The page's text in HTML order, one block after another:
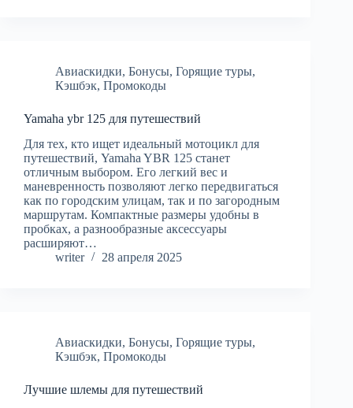
Авиаскидки, Бонусы, Горящие туры,
Кэшбэк, Промокоды
Yamaha ybr 125 для путешествий
Для тех, кто ищет идеальный мотоцикл для
путешествий, Yamaha YBR 125 станет
отличным выбором. Его легкий вес и
маневренность позволяют легко передвигаться
как по городским улицам, так и по загородным
маршрутам. Компактные размеры удобны в
пробках, а разнообразные аксессуары
расширяют…
writer
28 апреля 2025
Авиаскидки, Бонусы, Горящие туры,
Кэшбэк, Промокоды
Лучшие шлемы для путешествий